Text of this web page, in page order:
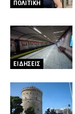
ΠΟΛΙΤΙΚΗ
ΕΙΔΗΣΕΙΣ